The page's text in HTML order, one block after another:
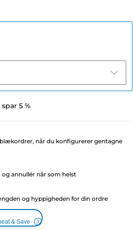
5 %
blækordrer, når du konfigurerer gentagne
annullér når som helst
og hyppigheden for din ordre
& Save